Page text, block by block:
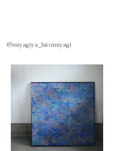
@miyagiya_hiromiyagi